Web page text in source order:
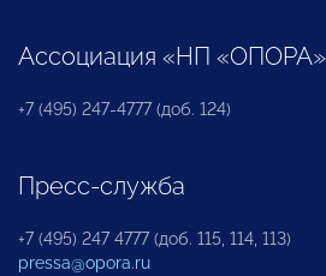
Ассоциация «НП «ОПОРА»
+7 (495) 247-4777 (доб. 124)
Пресс-служба
+7 (495) 247 4777 (доб. 115, 114, 113)
pressa@opora.ru